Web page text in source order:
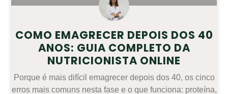
COMO EMAGRECER DEPOIS DOS 40
ANOS: GUIA COMPLETO DA
NUTRICIONISTA ONLINE
Porque é mais difícil emagrecer depois dos 40, os cinco
erros mais comuns nesta fase e o que funciona: proteína,